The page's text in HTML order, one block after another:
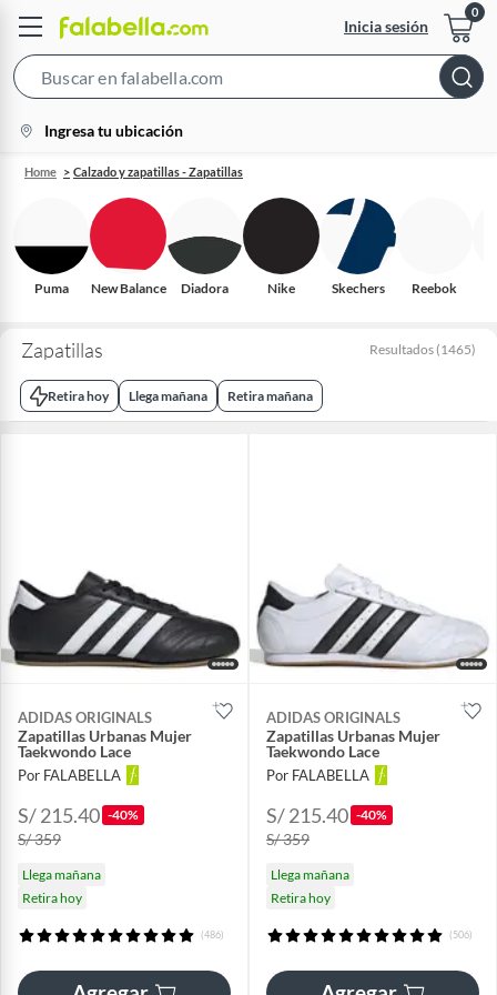
Inicia sesión
Bar
location-
icon
Ingresa tu ubicación
Home Calzado y zapatillas - Zapatillas
Puma New Balance Diadora Nike Skechers Reebok
Zapatillas Resultados (1465)
Retira hoy Llega mañana Retira mañana
ADIDAS ORIGINALS
Zapatillas Urbanas Mujer
Taekwondo Lace
Por FALABELLA
S/ 215.40 -40%
S/ 359
Llega mañana
Retira hoy
(486)
ADIDAS ORIGINALS
Zapatillas Urbanas Mujer
Taekwondo Lace
Por FALABELLA
S/ 215.40 -40%
S/ 359
Llega mañana
Retira hoy
(506)